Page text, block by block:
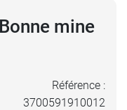
mine
Référence :
3700591910012